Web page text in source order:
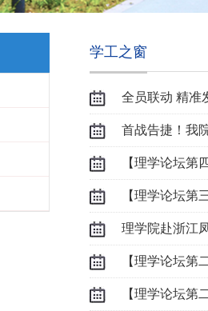
学工之窗
全员联动 精准
首战告捷！我
【理学论坛第
【理学论坛
座
理学院赴浙江
【理学论坛第
【理学论坛第